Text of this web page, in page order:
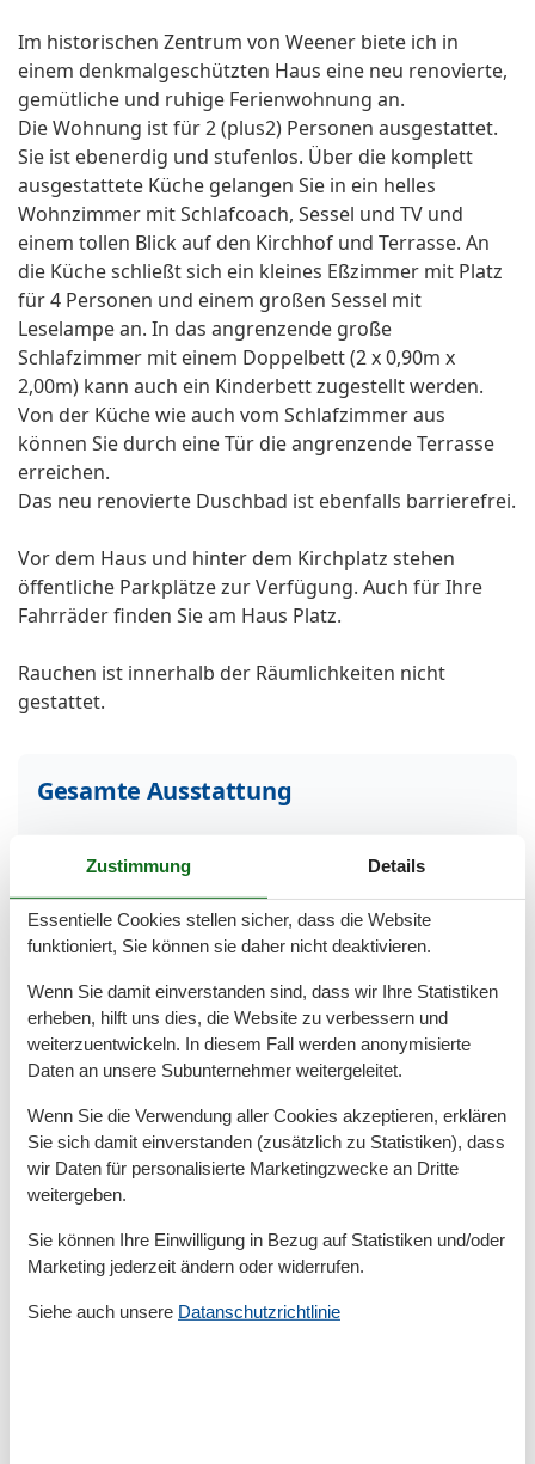
Im historischen Zentrum von Weener biete ich in
einem denkmalgeschützten Haus eine neu renovierte,
gemütliche und ruhige Ferienwohnung an.
Die Wohnung ist für 2 (plus2) Personen ausgestattet.
Sie ist ebenerdig und stufenlos. Über die komplett
ausgestattete Küche gelangen Sie in ein helles
Wohnzimmer mit Schlafcoach, Sessel und TV und
einem tollen Blick auf den Kirchhof und Terrasse. An
die Küche schließt sich ein kleines Eßzimmer mit Platz
für 4 Personen und einem großen Sessel mit
Leselampe an. In das angrenzende große
Schlafzimmer mit einem Doppelbett (2 x 0,90m x
2,00m) kann auch ein Kinderbett zugestellt werden.
Von der Küche wie auch vom Schlafzimmer aus
können Sie durch eine Tür die angrenzende Terrasse
erreichen.
Das neu renovierte Duschbad ist ebenfalls barrierefrei.
Vor dem Haus und hinter dem Kirchplatz stehen
öffentliche Parkplätze zur Verfügung. Auch für Ihre
Fahrräder finden Sie am Haus Platz.
Rauchen ist innerhalb der Räumlichkeiten nicht
gestattet.
Gesamte Ausstattung
Zum Bahnhof
Zum Bäcker
500 m
Zum Geldautomaten/Bank
Zum Krankenhaus/Klinik
Zum Supermarkt
600 m
Zum Zentrum
Zur Autobahn
4,6 km
Zur Bushaltestelle
Grundeinrichtungen
Größe 60 m²
Familienfreundlich
Zustimmung Details
Essentielle Cookies stellen sicher, dass die Website
funktioniert, Sie können sie daher nicht deaktivieren.
Wenn Sie damit einverstanden sind, dass wir Ihre Statistiken
erheben, hilft uns dies, die Website zu verbessern und
weiterzuentwickeln. In diesem Fall werden anonymisierte
Daten an unsere Subunternehmer weitergeleitet.
Wenn Sie die Verwendung aller Cookies akzeptieren, erklären
Sie sich damit einverstanden (zusätzlich zu Statistiken), dass
wir Daten für personalisierte Marketingzwecke an Dritte
weitergeben.
Sie können Ihre Einwilligung in Bezug auf Statistiken und/oder
Marketing jederzeit ändern oder widerrufen.
Siehe auch unsere Datanschutzrichtlinie